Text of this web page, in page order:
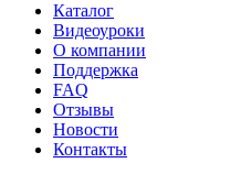
Каталог
Видеоуроки
О компании
Поддержка
FAQ
Отзывы
Новости
Контакты